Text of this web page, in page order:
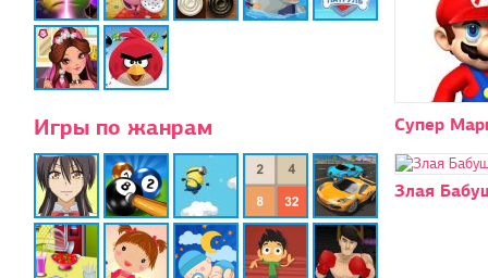
Игры по жанрам Супер
Злая